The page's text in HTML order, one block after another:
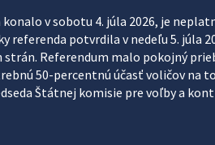
v sobotu 4. júla 2026, je
referenda potvrdila v nedeľu 5. júla
Referendum malo pokojný
50-percentnú účasť voličov na
Štátnej komisie pre voľby a